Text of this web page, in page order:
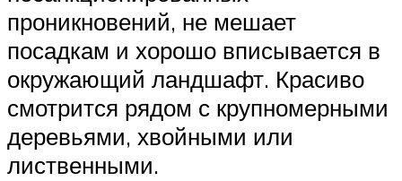
проникновений, не мешает
посадкам и хорошо вписывается в
окружающий ландшафт. Красиво
смотрится рядом с крупномерными
деревьями, хвойными или
лиственными.